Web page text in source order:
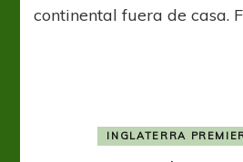
continental fuera de casa.
INGLATERRA